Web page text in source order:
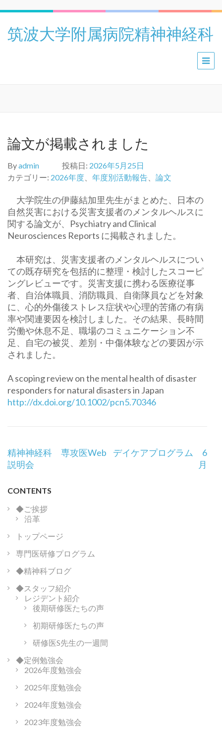
筑波大学附属病院精神神経科
論文が掲載されました
Byadmin 投稿日: 2026年5月25日
カテゴリー: 2026年度 年度別活動報告 論文
大学院生の伊藤結加里先生がまとめた、 日本の
自然災害における災害支援者のメンタルヘルスに
関する論文が、Psychiatry and Clinical
Neurosciences Reports に掲載されました。
本研究は、 災害支援者のメンタルヘルスについ
ての既存研究を包括的に整理・ 検討したスコーピ
ングレビューです。 災害支援に携わる医療従事
者、自治体職員、消防職員、 自衛隊員などを対象
に、 心的外傷後ストレス症状や心理的苦痛の有病
率や関連要因を検討し ました。その結果、長時間
労働や休息不足、 職場のコミュニケーション不
足、自宅の被災、差別・ 中傷体験などの要因が示
されました。
A scoping review on the mental health of disaster
responders for natural disasters in Japan
http://dx.doi.org/10.1002/pcn5.70346
投
稿
ビ
ゲ
ー
シ
ョ
ン
精神神経科 専攻医Web
説明会
デイケアプログラム 6
月
CONTENTS
◆ご挨拶
沿革
トップページ
専門医研修プログラム
◆精神科ブログ
◆スタッフ紹介
レジデント紹介
後期研修医たちの声
初期研修医たちの声
研修医S先生の一週間
◆定例勉強会
2026年度勉強会
2025年度勉強会
2024年度勉強会
2023年度勉強会